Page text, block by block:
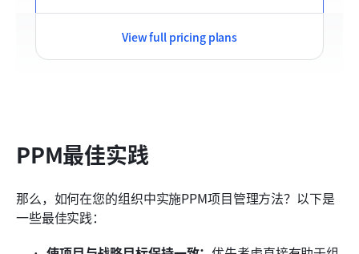
View full pricing plans
PPM最佳实践
那么，如何在您的组织中实施PPM项目管理方法？以下是
一些最佳实践：